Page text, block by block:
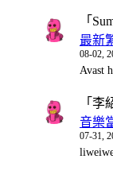
「
最新
08-02,
Avast
「 李
音樂
07-31,